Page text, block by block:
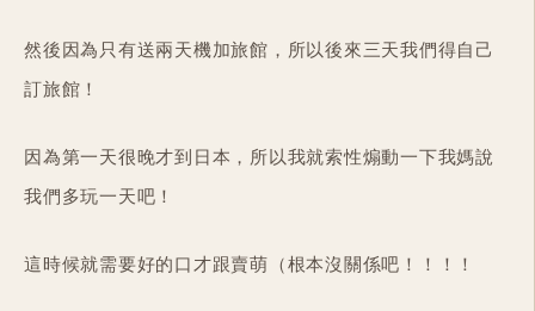
然後因為只有送兩天機加旅館，所以後來三天我們得自己
訂旅館！
因為第一天很晚才到日本，所以我就索性煽動一下我媽說
我們多玩一天吧！
這時候就需要好的口才跟賣萌（根本沒關係吧！！！！